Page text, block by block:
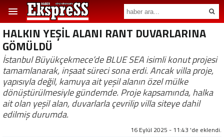
HALKIN YEŞİL ALANI RANT DUVARLARINA
GÖMÜLDÜ
İstanbul Büyükçekmece’de BLUE SEA isimli konut projesi
tamamlanarak, inşaat süreci sona erdi. Ancak villa proje,
yapısıyla değil, kamuya ait yeşil alanın özel mülke
dönüştürülmesiyle gündemde. Proje kapsamında, halka
ait olan yeşil alan, duvarlarla çevrilip villa siteye dahil
edilmiş durumda.
16 Eylül 2025 - 11:43 'de eklendi.